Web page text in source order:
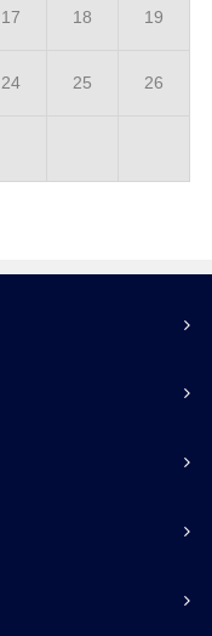
17 18 19
24 25 26